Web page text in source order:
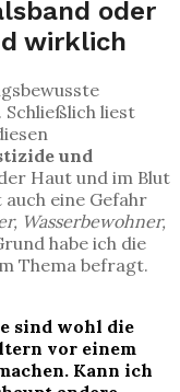
liest
und
Haut und im Blut
eine Gefahr
Wasserbewohner,
habe ich die
Thema befragt.
sind wohl die
vor einem
Kann ich